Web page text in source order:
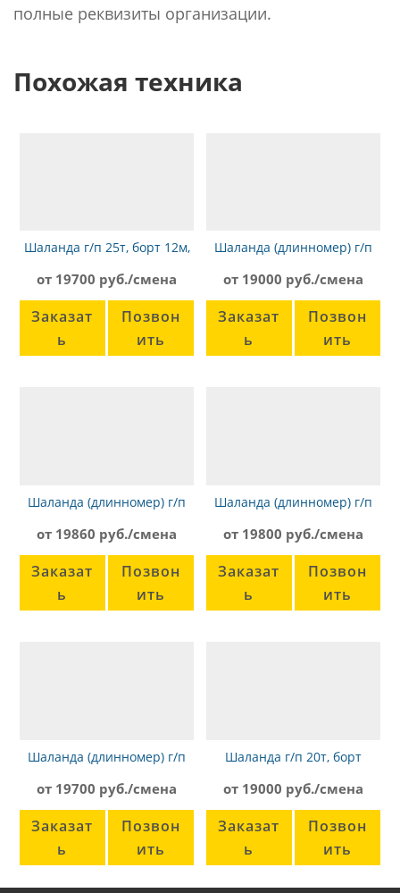
полные реквизиты организации.
Похожая техника
Шаланда г/п 25т, борт 12м,
от 19700 руб./смена
Заказат
ь
Позвон
ить
Шаланда (длинномер) г/п
44108
от 19000 руб./смена
Заказат
ь
Позвон
ить
Шаланда (длинномер) г/п
от 19860 руб./смена
Заказат
ь
Позвон
ить
Шаланда (длинномер) г/п
от 19800 руб./смена
Заказат
ь
Позвон
ить
Шаланда (длинномер) г/п
Series
от 19700 руб./смена
Заказат
ь
Позвон
ить
Шаланда г/п 20т, борт
от 19000 руб./смена
Заказат
ь
Позвон
ить